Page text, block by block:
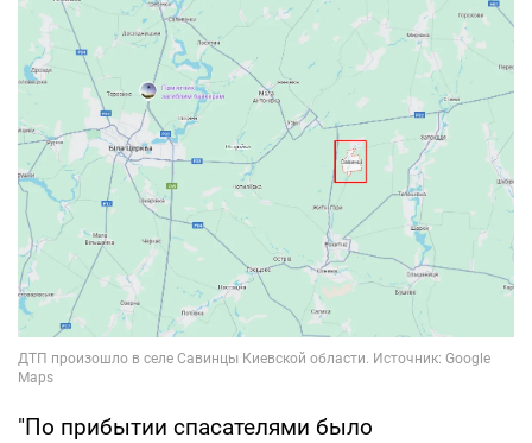
"По прибытии спасателями было